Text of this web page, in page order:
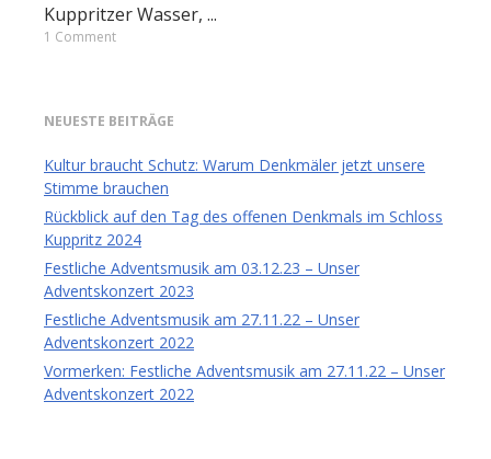
Kuppritzer Wasser, ...
1 Comment
NEUESTE BEITRÄGE
Kultur braucht Schutz: Warum Denkmäler jetzt unsere
Stimme brauchen
Rückblick auf den Tag des offenen Denkmals im Schloss
Kuppritz 2024
Festliche Adventsmusik am 03.12.23 – Unser
Adventskonzert 2023
Festliche Adventsmusik am 27.11.22 – Unser
Adventskonzert 2022
Vormerken: Festliche Adventsmusik am 27.11.22 – Unser
Adventskonzert 2022